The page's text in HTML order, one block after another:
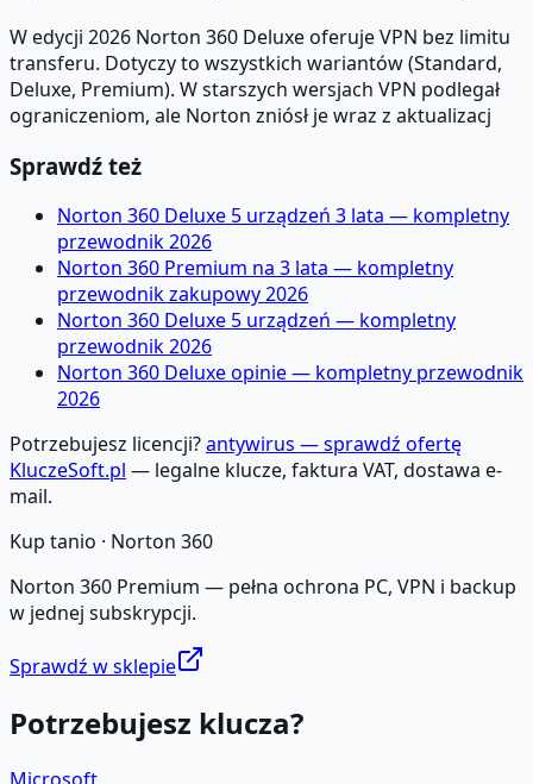
W edycji 2026 Norton 360 Deluxe oferuje VPN bez limitu
transferu. Dotyczy to wszystkich wariantów (Standard,
Deluxe, Premium). W starszych wersjach VPN podlegał
ograniczeniom, ale Norton zniósł je wraz z aktualizacj
Sprawdź też
Norton 360 Deluxe 5 urządzeń 3 lata — kompletny
przewodnik 2026
Norton 360 Premium na 3 lata — kompletny
przewodnik zakupowy 2026
Norton 360 Deluxe 5 urządzeń — kompletny
przewodnik 2026
Norton 360 Deluxe opinie — kompletny przewodnik
2026
Potrzebujesz licencji?antywirus — sprawdź ofertę
KluczeSoft.pl — legalne klucze, faktura VAT, dostawa e-
mail.
Kup tanio · Norton 360
Norton 360 Premium — pełna ochrona PC, VPN i backup
w jednej subskrypcji.
Sprawdź w sklepie
Potrzebujesz klucza?